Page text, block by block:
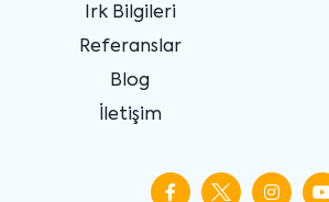
Irk Bilgileri
Referanslar
Blog
İletişim